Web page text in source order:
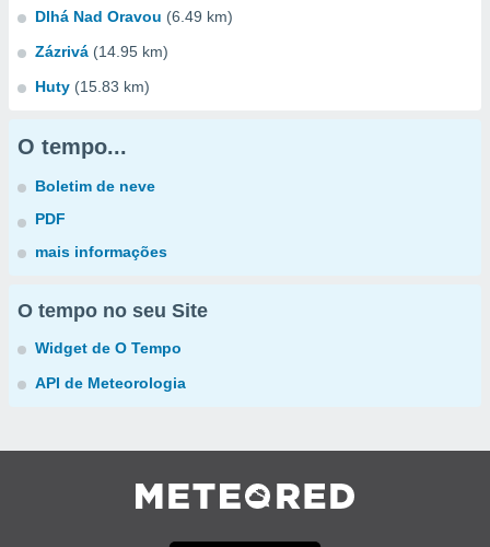
Dlhá Nad Oravou (6.49 km)
Zázrivá (14.95 km)
Huty (15.83 km)
O tempo...
Boletim de neve
PDF
mais informações
O tempo no seu Site
Widget de O Tempo
API de Meteorologia